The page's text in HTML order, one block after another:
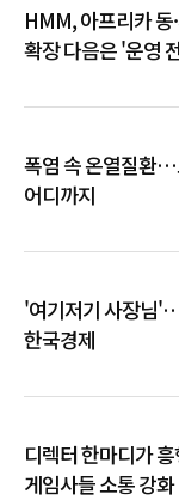
HMM, 아프리카
확장 다음은 '운영
폭염 속 온열질환
어디까지
'여기저기 사장님
한국경제
디렉터 한마디가
게임사들 소통 강